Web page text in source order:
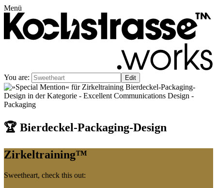
Menü
You are:
🏆 Bierdeckel-Packaging-Design
Zirkeltraining™
Sweetheart, check this out: